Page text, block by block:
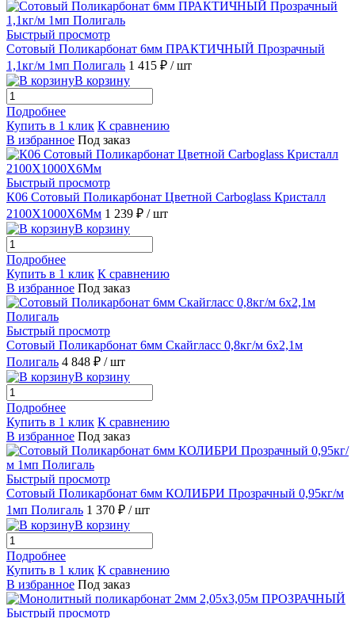
Быстрый просмотр
Сотовый Поликарбонат 6мм ПРАКТИЧНЫЙ Прозрачный
1,1кг/м 1мп Полигаль 1 415 ₽ / шт
В корзину
Подробнее
Купить в 1 клик К сравнению
В избранное Под заказ
Быстрый просмотр
К06 Сотовый Поликарбонат Цветной Carboglass Кристалл
2100X1000X6Мм 1 239 ₽ / шт
В корзину
Подробнее
Купить в 1 клик К сравнению
В избранное Под заказ
Быстрый просмотр
Сотовый Поликарбонат 6мм Скайгласс 0,8кг/м 6х2,1м
Полигаль 4 848 ₽ / шт
В корзину
Подробнее
Купить в 1 клик К сравнению
В избранное Под заказ
Быстрый просмотр
Сотовый Поликарбонат 6мм КОЛИБРИ Прозрачный 0,95кг/м
1мп Полигаль 1 370 ₽ / шт
В корзину
Подробнее
Купить в 1 клик К сравнению
В избранное Под заказ
Быстрый просмотр